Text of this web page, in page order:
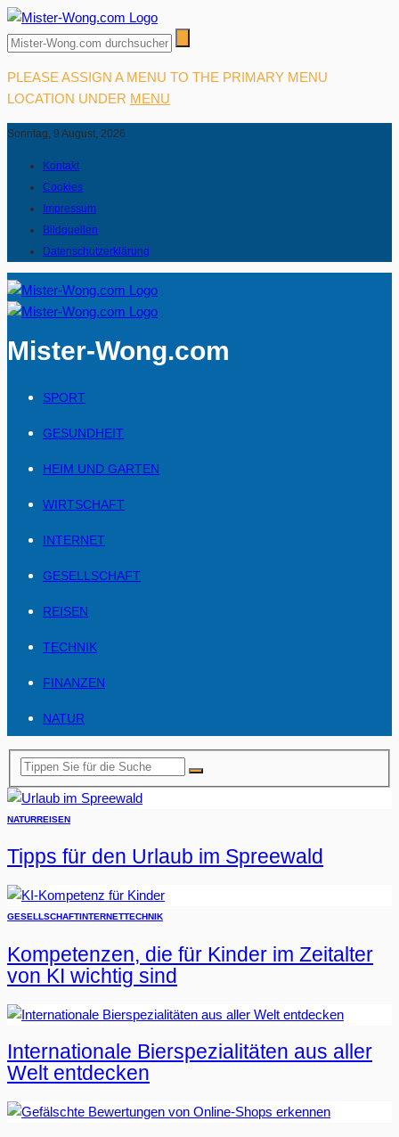
PLEASE ASSIGN A MENU TO THE PRIMARY MENU
LOCATION UNDER MENU
Sonntag, 9 August, 2026
Kontakt
Cookies
Impressum
Bildquellen
Datenschutzerklärung
Mister-Wong.com
SPORT
GESUNDHEIT
HEIM UND GARTEN
WIRTSCHAFT
INTERNET
GESELLSCHAFT
REISEN
TECHNIK
FINANZEN
NATUR
NATURREISEN
Tipps für den Urlaub im Spreewald
GESELLSCHAFTINTERNETTECHNIK
Kompetenzen, die für Kinder im Zeitalter
von KI wichtig sind
Internationale Bierspezialitäten aus aller
Welt entdecken